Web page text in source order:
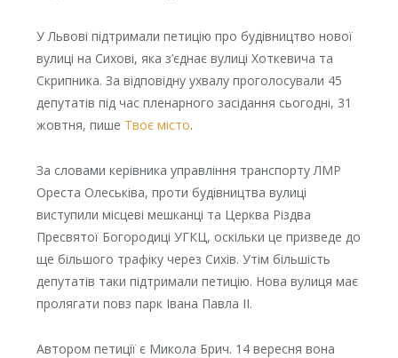
У Львові підтримали петицію про будівництво нової
вулиці на Сихові, яка з’єднає вулиці Хоткевича та
Скрипника. За відповідну ухвалу проголосували 45
депутатів під час пленарного засідання сьогодні, 31
жовтня, пише Твоє місто.
За словами керівника управління транспорту ЛМР
Ореста Олеськіва, проти будівництва вулиці
виступили місцеві мешканці та Церква Різдва
Пресвятої Богородиці УГКЦ, оскільки це призведе до
ще більшого трафіку через Сихів. Утім більшість
депутатів таки підтримали петицію. Нова вулиця має
пролягати повз парк Івана Павла ІІ.
Автором петиції є Микола Брич. 14 вересня вона